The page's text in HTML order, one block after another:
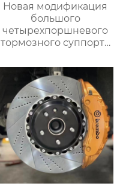
Новая модификация
большого
четырехпоршневого
тормозного суппорта
любой модели с 16-
дюймовыми
колесными дисками